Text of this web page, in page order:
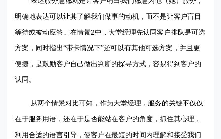
明确地表达可以让其了解我们做事的动机，而不是让客户盲目
等待或被动应答。在情景2中，大堂经理先认同客户排队是可选
方案，同时指出“带卡情况下”还可以有其他可选方案，并且更
便捷，是鼓励客户自己做出判断的探寻方式，容易得到客户的
认同。
从两个情景对比可知，作为大堂经理，服务的关键不仅仅
在于服务用语，还在于是否能站在客户的角度，抓住其心理，
利用合适的语言引导，使客户在最短的时间内理解和接受我们